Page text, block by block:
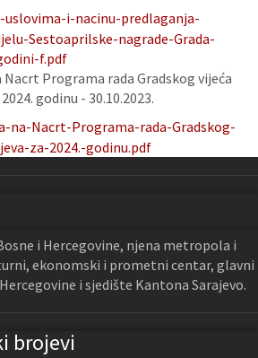
uslovima-i-nacinu-predlaganja-
Sestoaprilske-nagrade-Grada-
f.pdf
Nacrt Programa rada Gradskog vijeća
godinu - 30.10.2023.
na-Nacrt-Programa-rada-Gradskog-
za-2024.-godinu.pdf
i Hercegovine, njena metropola i
ekonomski i prometni centar, glavni
i sjedište Kantona Sarajevo.
brojevi